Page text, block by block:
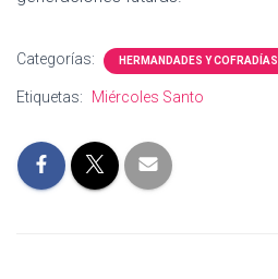
Categorías: HERMANDADES Y COFRADÍAS
Etiquetas: Miércoles Santo